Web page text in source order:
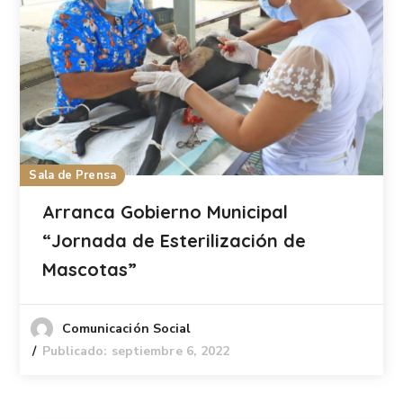
Sala de Prensa
Arranca Gobierno Municipal
“Jornada de Esterilización de
Mascotas”
Comunicación Social
Publicado: septiembre 6, 2022